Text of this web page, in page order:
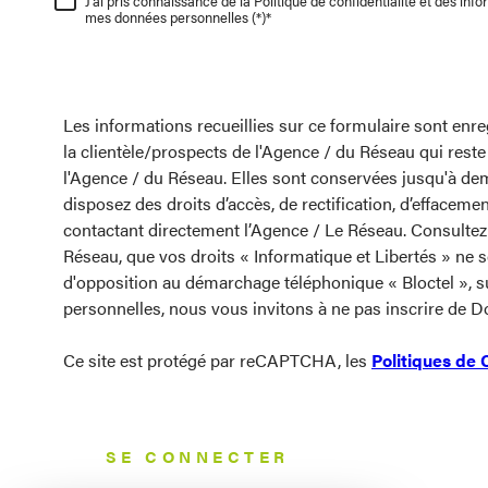
mes données personnelles (*)*
Les informations recueillies sur ce formulaire sont
la clientèle/prospects de l'Agence / du Réseau qui
l'Agence / du Réseau. Elles sont conservées jusqu'à
disposez des droits d’accès, de rectification,
contactant directement l’Agence / Le Réseau.
Réseau, que vos droits « Informatique et Libertés » ne
d'opposition au démarchage téléphonique « Bloctel »,
personnelles, nous vous invitons à ne pas inscrire de
Ce site est protégé par reCAPTCHA, les Politiques de
SE CONNECTER